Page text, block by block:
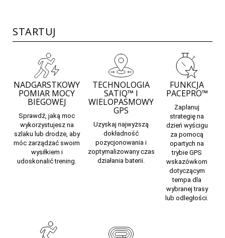
STARTUJ
NADGARSTKOWY
POMIAR MOCY
BIEGOWEJ
Sprawdź, jaką moc
wykorzystujesz na
szlaku lub drodze, aby
móc zarządzać swoim
wysiłkiem i
udoskonalić trening.
TECHNOLOGIA
SATIQ™ I
WIELOPASMOWY
GPS
Uzyskaj najwyższą
dokładność
pozycjonowania i
zoptymalizowany czas
działania baterii.
FUNKCJA
PACEPRO™
Zaplanuj
strategię na
dzień wyścigu
za pomocą
opartych na
trybie GPS
wskazówkom
dotyczącym
tempa dla
wybranej trasy
lub odległości.